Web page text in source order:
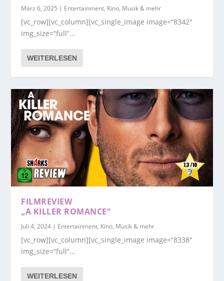
März 6, 2025 | Entertainment, Kino, Musik & mehr
[vc_row][vc_column][vc_single_image image=“8342″
img_size=“full“...
WEITERLESEN
FILMREVIEW
„A KILLER ROMANCE“
Juli 4, 2024 | Entertainment, Kino, Musik & mehr
[vc_row][vc_column][vc_single_image image=“8338″
img_size=“full“...
WEITERLESEN